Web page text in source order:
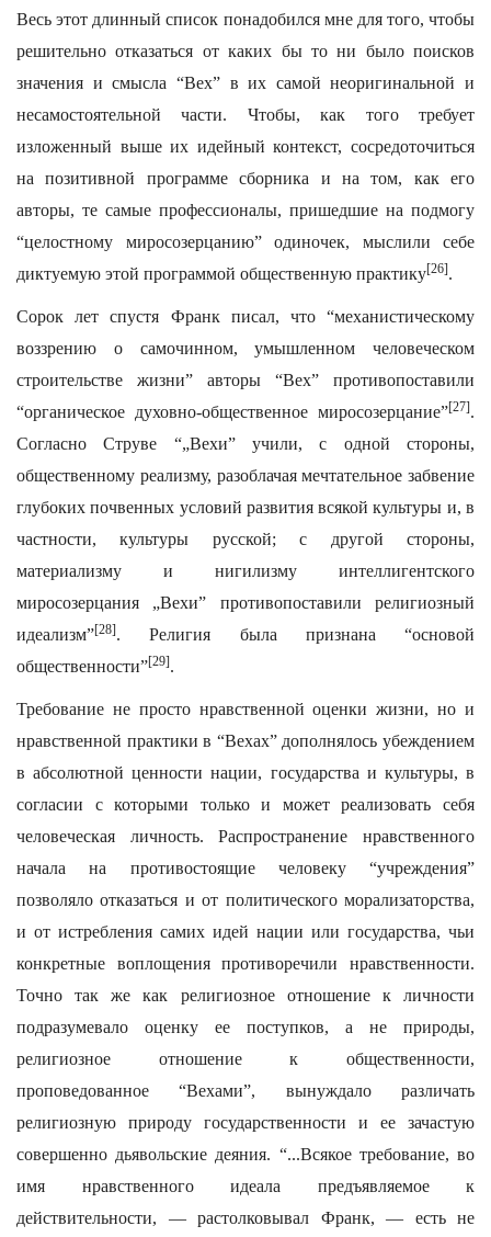
Весь этот длинный список понадобился мне для того, чтобы
решительно отказаться от каких бы то ни было поисков
значения и смысла “Вех” в их самой неоригинальной и
несамостоятельной части. Чтобы, как того требует
изложенный выше их идейный контекст, сосредоточиться
на позитивной программе сборника и на том, как его
авторы, те самые профессионалы, пришедшие на подмогу
“целостному миросозерцанию” одиночек, мыслили себе
диктуемую этой программой общественную практику[26].
Сорок лет спустя Франк писал, что “механистическому
воззрению о самочинном, умышленном человеческом
строительстве жизни” авторы “Вех” противопоставили
“органическое духовно-общественное миросозерцание”[27].
Согласно Струве “„Вехи” учили, с одной стороны,
общественному реализму, разоблачая мечтательное забвение
глубоких почвенных условий развития всякой культуры и, в
частности, культуры русской; с другой стороны,
материализму и нигилизму интеллигентского
миросозерцания „Вехи” противопоставили религиозный
идеализм”[28]. Религия была признана “основой
общественности”[29].
Требование не просто нравственной оценки жизни, но и
нравственной практики в “Вехах” дополнялось убеждением
в абсолютной ценности нации, государства и культуры, в
согласии с которыми только и может реализовать себя
человеческая личность. Распространение нравственного
начала на противостоящие человеку “учреждения”
позволяло отказаться и от политического морализаторства,
и от истребления самих идей нации или государства, чьи
конкретные воплощения противоречили нравственности.
Точно так же как религиозное отношение к личности
подразумевало оценку ее поступков, а не природы,
религиозное отношение к общественности,
проповедованное “Вехами”, вынуждало различать
религиозную природу государственности и ее зачастую
совершенно дьявольские деяния. “...Всякое требование, во
имя нравственного идеала предъявляемое к
действительности, — растолковывал Франк, — есть не